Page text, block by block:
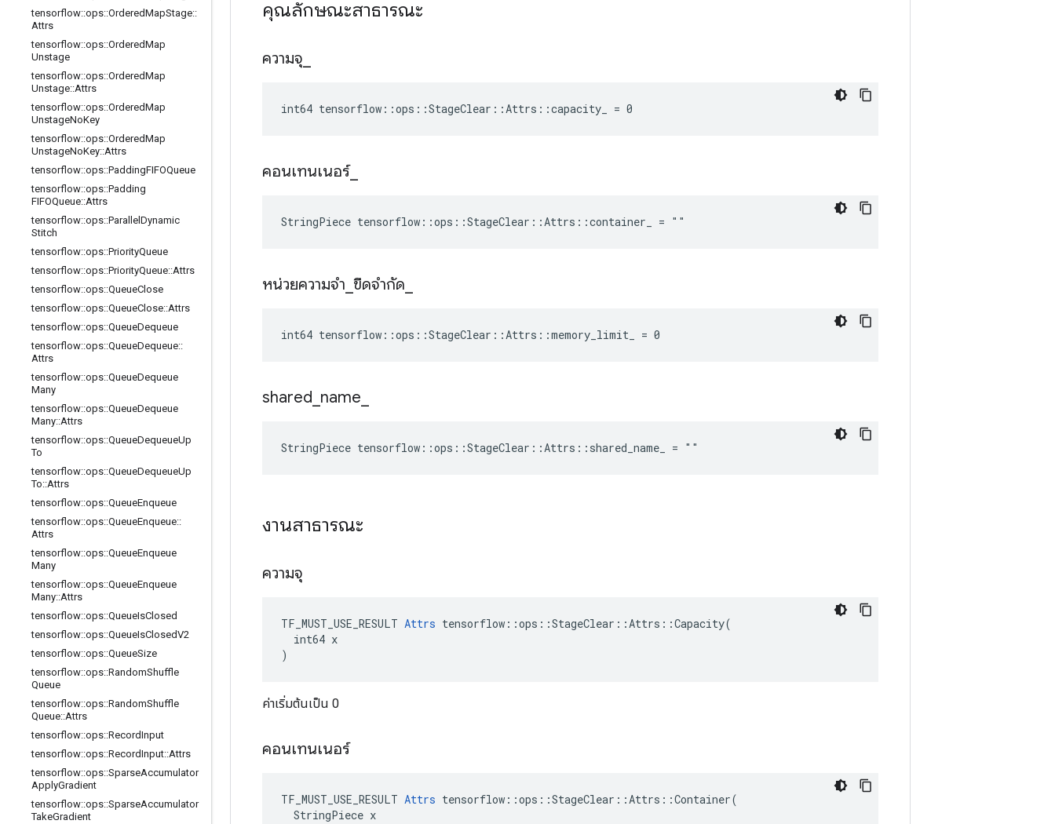
tensorflow::ops::OrderedMapStage::
Attrs
tensorflow::ops::OrderedMap
Unstage
tensorflow::ops::OrderedMap
Unstage::Attrs
tensorflow::ops::OrderedMap
UnstageNoKey
tensorflow::ops::OrderedMap
UnstageNoKey::Attrs
tensorflow::ops::PaddingFIFOQueue
tensorflow::ops::Padding
FIFOQueue::Attrs
tensorflow::ops::Parallel Dynamic
Stitch
tensorflow::ops::PriorityQueue
tensorflow::ops::PriorityQueue::Attrs
tensorflow::ops::QueueClose
tensorflow::ops::QueueClose::Attrs
tensorflow::ops::QueueDequeue
tensorflow::ops::QueueDequeue::
Attrs
tensorflow::ops::QueueDequeue
Many
tensorflow::ops::QueueDequeue
Many::Attrs
tensorflow::ops::QueueDequeueUp
To
tensorflow::ops::QueueDequeueUp
To::Attrs
tensorflow::ops::QueueEnqueue
tensorflow::ops::QueueEnqueue::
Attrs
tensorflow::ops::QueueEnqueue
Many
tensorflow::ops::QueueEnqueue
Many::Attrs
tensorflow::ops::QueueIsClosed
tensorflow::ops::QueueIsClosedV2
tensorflow::ops::QueueSize
tensorflow::ops::RandomShuffle
Queue
tensorflow::ops::RandomShuffle
Queue::Attrs
tensorflow::ops::RecordInput
tensorflow::ops::RecordInput::Attrs
tensorflow::ops::SparseAccumulator
ApplyGradient
tensorflow::ops::SparseAccumulator
TakeGradient
คุณลักษณะสาธารณะ
ความจุ
int64 tensorflow::ops::StageClear::Attrs::capacity_ = 0
คอนเทนเนอร์_
StringPiece tensorflow::ops::StageClear::Attrs::container_ = ""
หน่วยความจำ ขีดจำกัด
int64 tensorflow::ops::StageClear::Attrs::memory_limit_ = 0
shared name
StringPiece tensorflow::ops::StageClear::Attrs::shared_name_ = ""
งานสาธารณะ
ความจุ
TF_MUST_USE_RESULT Attrs tensorflow::ops::StageClear::Attrs::Capacity(
  int64 x
)
ค่าเริ่มต้นเป็น 0
คอนเทนเนอร์
TF_MUST_USE_RESULT Attrs tensorflow::ops::StageClear::Attrs::Container(
  StringPiece x